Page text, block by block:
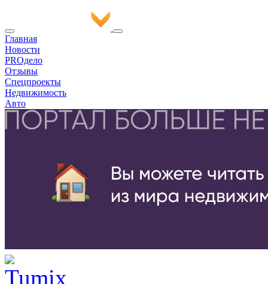
Главная
Новости
PROдело
Отзывы
Спецпроекты
Недвижимость
Авто